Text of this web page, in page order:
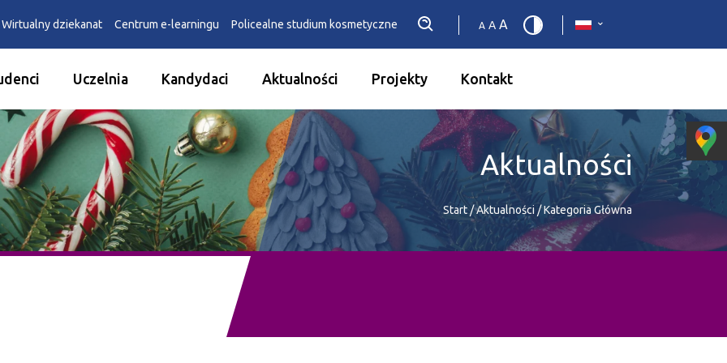
Wirtualny dziekanat Centrum e-learningu Policealne studium kosmetyczne A A A
Uczelnia Kandydaci Aktualności Projekty Kontakt
Aktualności
Start/Aktualności /Kategoria Główna